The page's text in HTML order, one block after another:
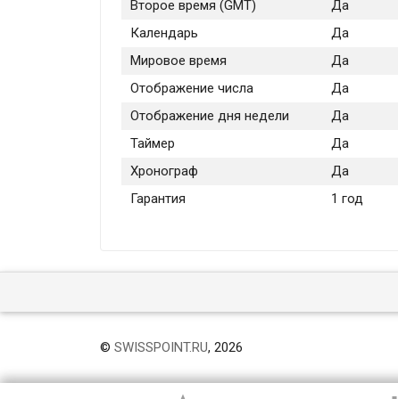
Второе время (GMT)
Да
Календарь
Да
Мировое время
Да
Отображение числа
Да
Отображение дня недели
Да
Таймер
Да
Хронограф
Да
Гарантия
1 год
©SWISSPOINT.RU, 2026